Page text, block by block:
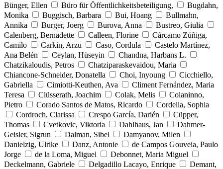
Bünger, Ellen
Büro für Öffentlichkeitsbeteiligung,
Bugdahn,
Monika
Buggisch, Barbara Bui, Hoang
Bullmahn,
Annika
Burger, Joerg Burova, Anna
Bustreo, Giulia
Calenberg, Bernadette
Calleen, Florine
Cárcamo Zúñiga,
Camilo
Carkin, Arzu Caso, Cordula
Castelo Martínez,
Ana Belén
Ceylan, Hüseyin
Chandna, Harbans L.
Chatzikaloudis, Petros
Chatziparaskevaidou, Maria
Chiancone-Schneider, Donatella
Choi, Inyoung
Cicchiello,
Gabriella
Cimiotti-Keuthen, Ava
Climent Fernández, Maria
Teresa
Clüsserath, Joachim Colak, Melis
Colaninno,
Pietro
Corado Santos de Matos, Ricardo
Cordella, Sophia
Cordroch, Clarissa
Crespo García, Darién
Cüpper,
Thomas
Cvetkovic, Viktoria Dahlhaus, Jan
Dahmer-
Geisler, Sigrun
Dalman, Sibel
Damyanov, Milen
Danielzig, Ulrike
Danz, Antonie
de Campos Gouveia, Paulo
Jorge
de la Loma, Miguel
Debonnet, Maria Miguel
Deckelmann, Gabriele
Delgadillo Lacayo, Enrique
Demant,